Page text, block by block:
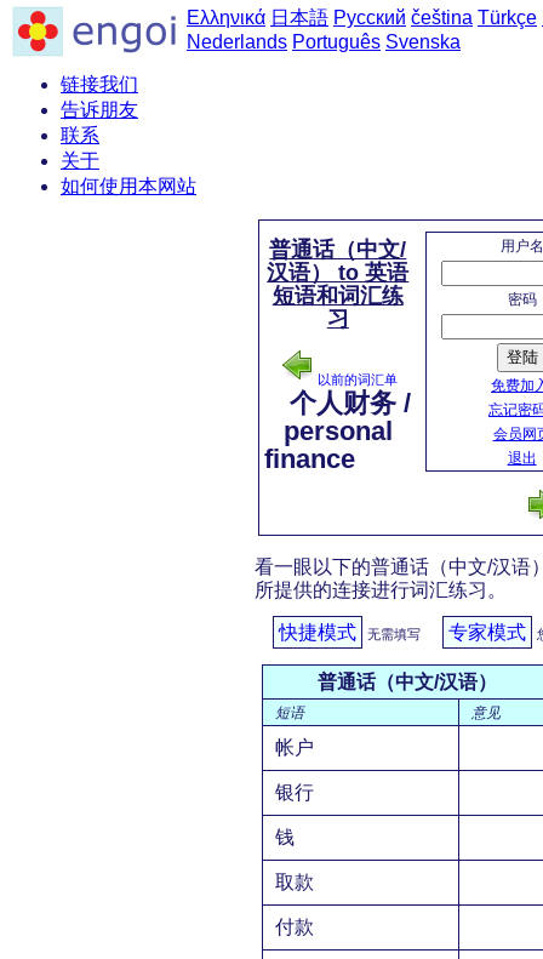
Ελληνικά 日本語 Русский čeština Türkçe
Nederlands Português Svenska
链接我们
告诉朋友
联系
关于
如何使用本网站
用户名
密码
登陆
免费加
忘记密
会员网
退出
普通话（中文/
汉语） to 英语
短语和词汇练
习
以前的词汇单
个人财务 /
personal
finance
看一眼以下的普通话（中文/汉语
所提供的连接进行词汇练习。
快捷模式 无需填写 专家模式
普通话（中文/汉语）
短语 意见
帐户
银行
钱
取款
付款